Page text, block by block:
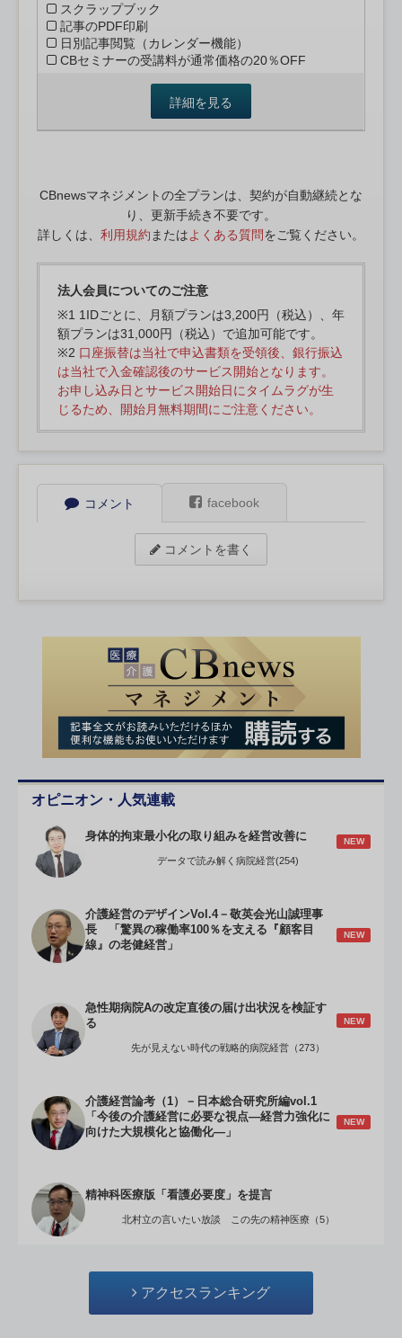
スクラップブック
記事のPDF印刷
日別記事閲覧（カレンダー機能）
CBセミナーの受講料が通常価格の20％OFF
詳細を見る
CBnewsマネジメントの全プランは、契約が自動継続とな
り、更新手続き不要です。
詳しくは、 利用規約 またはよくある質問をご覧ください。
法人会員についてのご注意
※1 1IDごとに、月額プランは3,200円（税込）、年
額プランは31,000円（税込）で追加可能です。
※2 口座振替は当社で申込書類を受領後、銀行振込
は当社で入金確認後のサービス開始となります。
お申し込み日とサービス開始日にタイムラグが生
じるため、開始月無料期間にご注意ください。
コメント facebook
コメントを書く
オピニオン・人気連載
身体的拘束最小化の取り組みを経営改善に NEW
データで読み解く病院経営(254)
介護経営のデザインVol.4－敬英会光山誠理事
長 「驚異の稼働率100％を支える『顧客目
線』の老健経営」
NEW
急性期病院Aの改定直後の届け出状況を検証す
る
NEW
先が見えない時代の戦略的病院経営（273）
介護経営論考（1）－日本総合研究所編vol.1
「今後の介護経営に必要な視点―経営力強化に
向けた大規模化と協働化―」
NEW
精神科医療版「看護必要度」を提言
北村立の言いたい放談 この先の精神医療（5）
アクセスランキング